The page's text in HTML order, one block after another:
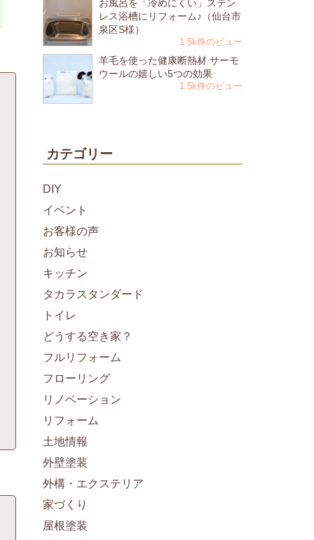
お風呂を「冷めにくい」ステン
レス浴槽にリフォーム♪（仙台市
泉区S様）
1.5k件のビュー
羊毛を使った健康断熱材 サーモ
ウールの嬉しい5つの効果
1.5k件のビュー
カテゴリー
DIY
イベント
お客様の声
お知らせ
キッチン
タカラスタンダード
トイレ
どうする空き家？
フルリフォーム
フローリング
リノベーション
リフォーム
土地情報
外壁塗装
外構・エクステリア
家づくり
屋根塗装